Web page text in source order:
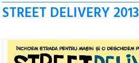
STREET DELIVERY 2013